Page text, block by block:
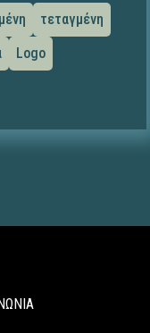
τεταγμένη
Logo